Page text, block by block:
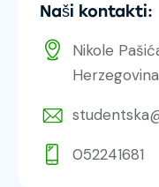
Naši kontakti:
Nikole
Herzegovina
052241681